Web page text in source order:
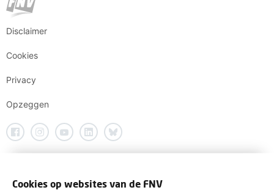
Disclaimer
Cookies
Privacy
Opzeggen
Cookies op websites van de FNV